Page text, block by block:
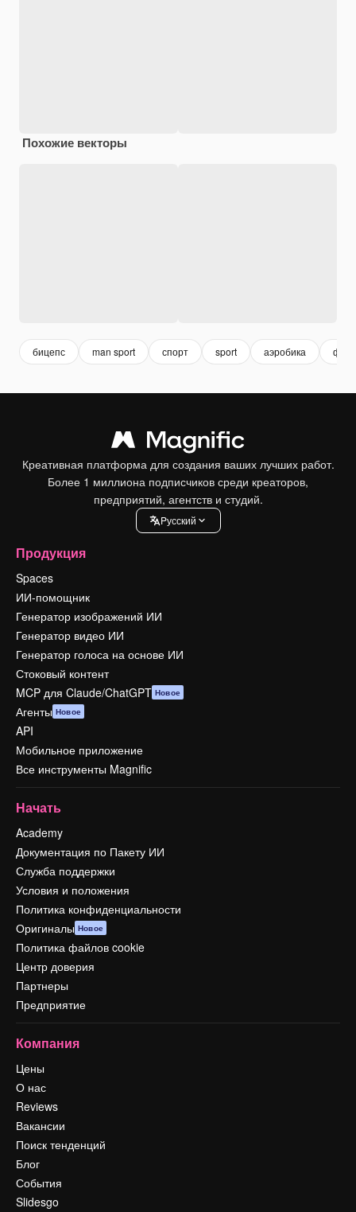
Похожие векторы
бицепс man sport спорт sport аэробика
Креативная платформа для создания ваших лучших работ.
Более 1 миллиона подписчиков среди креаторов,
предприятий, агентств и студий.
Pусский
Продукция
Spaces
ИИ-помощник
Генератор изображений ИИ
Генератор видео ИИ
Генератор голоса на основе ИИ
Стоковый контент
MCP для Claude/ChatGPT Новое
Агенты Новое
API
Мобильное приложение
Все инструменты Magnific
Начать
Academy
Документация по Пакету ИИ
Служба поддержки
Условия и положения
Политика конфиденциальности
Оригиналы Новое
Политика файлов cookie
Центр доверия
Партнеры
Предприятие
Компания
Цены
О нас
Reviews
Вакансии
Поиск тенденций
Блог
События
Slidesgo